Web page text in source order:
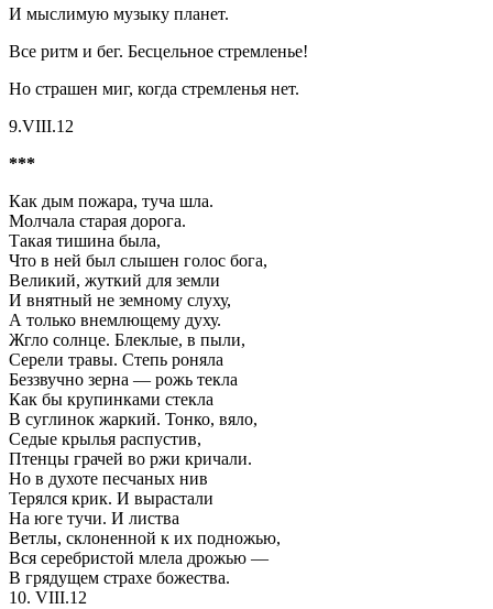
И мыслимую музыку планет.
Все ритм и бег. Бесцельное стремленье!
Но страшен миг, когда стремленья нет.
9.VIII.12
***
Как дым пожара, туча шла.
Молчала старая дорога.
Такая тишина была,
Что в ней был слышен голос бога,
Великий, жуткий для земли
И внятный не земному слуху,
А только внемлющему духу.
Жгло солнце. Блеклые, в пыли,
Серели травы. Степь роняла
Беззвучно зерна — рожь текла
Как бы крупинками стекла
В суглинок жаркий. Тонко, вяло,
Седые крылья распустив,
Птенцы грачей во ржи кричали.
Но в духоте песчаных нив
Терялся крик. И вырастали
На юге тучи. И листва
Ветлы, склоненной к их подножью,
Вся серебристой млела дрожью —
В грядущем страхе божества.
10. VIII.12